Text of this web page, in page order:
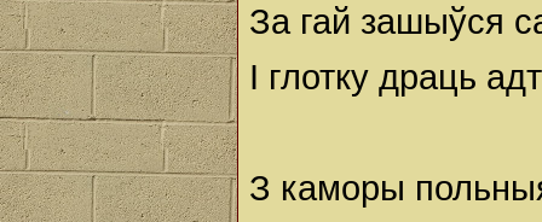
За гай зашыўся
I глотку драць
З каморы